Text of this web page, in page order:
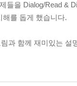
들을 Dialog/Read &
를 돕게 했습니다.
과 함께 재미있는